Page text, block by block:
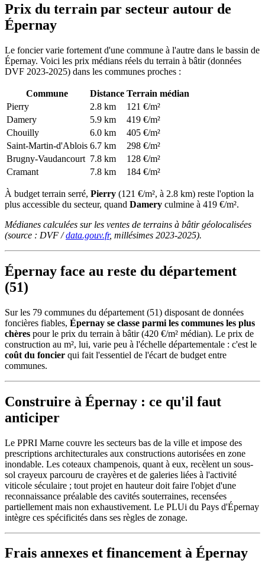
Prix du terrain par secteur autour de
Épernay
Le foncier varie fortement d'une commune à l'autre dans le bassin de
Épernay. Voici les prix médians réels du terrain à bâtir (données
DVF 2023-2025) dans les communes proches :
Commune Distance Terrain médian
Pierry
2.8 km
121 €/m²
Damery
5.9 km
419 €/m²
Chouilly
6.0 km
405 €/m²
Saint-Martin-d'Ablois 6.7 km
298 €/m²
Brugny-Vaudancourt 7.8 km
128 €/m²
Cramant
7.8 km 184 €/m²
À budget terrain serré, Pierry (121 €/m², à 2.8 km) reste l'option la
plus accessible du secteur, quand Damery culmine à 419 €/m².
Médianes calculées sur les ventes de terrains à bâtir géolocalisées
(source : DVF /data.gouv.fr, millésimes 2023-2025).
Épernay face au reste du département
(51)
Sur les 79 communes du département (51) disposant de données
foncières fiables, Épernay se classe parmi les communes les plus
chères pour le prix du terrain à bâtir (420 €/m² médian). Le prix de
construction au m², lui, varie peu à l'échelle départementale : c'est le
coût du foncier qui fait l'essentiel de l'écart de budget entre
communes.
Construire à Épernay : ce qu'il faut
anticiper
Le PPRI Marne couvre les secteurs bas de la ville et impose des
prescriptions architecturales aux constructions autorisées en zone
inondable. Les coteaux champenois, quant à eux, recèlent un sous-
sol crayeux parcouru de crayères et de galeries liées à l'activité
viticole séculaire ; tout projet en hauteur doit faire l'objet d'une
reconnaissance préalable des cavités souterraines, recensées
partiellement mais non exhaustivement. Le PLUi du Pays d'Épernay
intègre ces spécificités dans ses règles de zonage.
Frais annexes et financement à Épernay